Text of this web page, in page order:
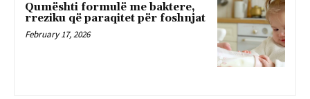
Qumështi formulë me baktere,
rreziku që paraqitet për foshnjat
February 17, 2026